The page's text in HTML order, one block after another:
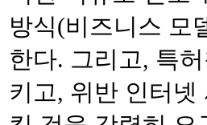
방식(비즈니스 모
한다. 그리고, 특
키고, 위반 인터